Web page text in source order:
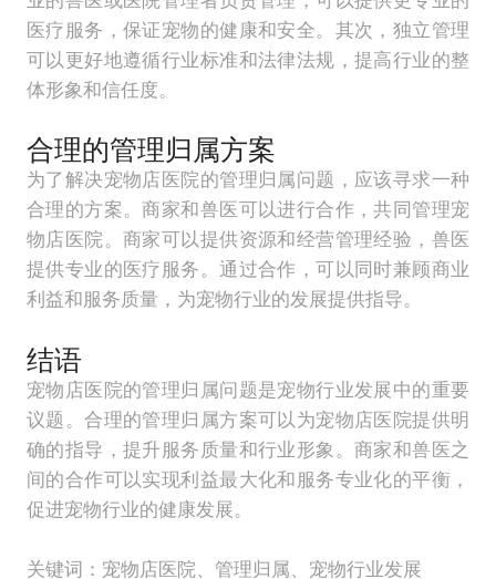
医疗服务，保证宠物的健康和安全。其次，独立管理
可以更好地遵循行业标准和法律法规，提高行业的整
体形象和信任度。
合理的管理归属方案
为了解决宠物店医院的管理归属问题，应该寻求一种
合理的方案。商家和兽医可以进行合作，共同管理宠
物店医院。商家可以提供资源和经营管理经验，兽医
提供专业的医疗服务。通过合作，可以同时兼顾商业
利益和服务质量，为宠物行业的发展提供指导。
结语
宠物店医院的管理归属问题是宠物行业发展中的重要
议题。合理的管理归属方案可以为宠物店医院提供明
确的指导，提升服务质量和行业形象。商家和兽医之
间的合作可以实现利益最大化和服务专业化的平衡，
促进宠物行业的健康发展。
关键词：宠物店医院、管理归属、宠物行业发展